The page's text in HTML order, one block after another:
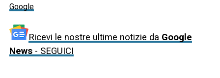
Google
Ricevi le nostre ultime notizie da Google
News- SEGUICI